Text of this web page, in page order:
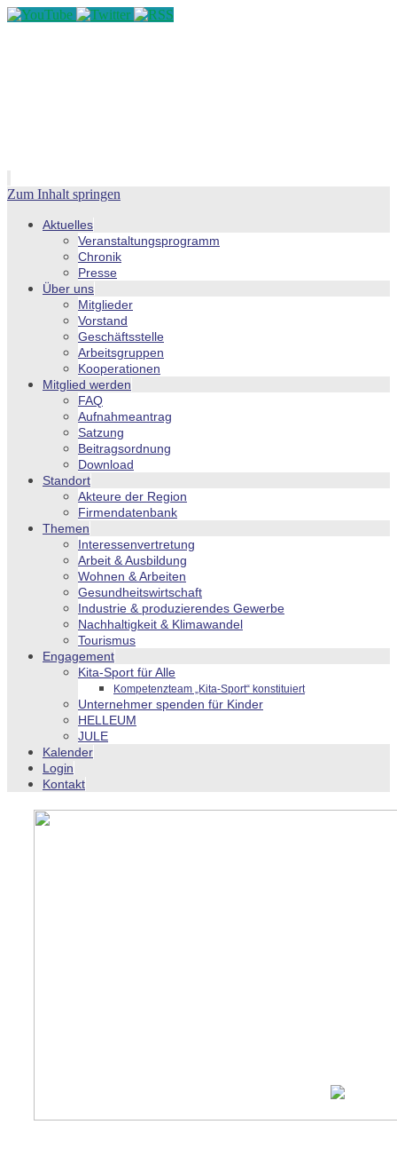
Zum Inhalt springen
Aktuelles
Veranstaltungsprogramm
Chronik
Presse
Über uns
Mitglieder
Vorstand
Geschäftsstelle
Arbeitsgruppen
Kooperationen
Mitglied werden
FAQ
Aufnahmeantrag
Satzung
Beitragsordnung
Download
Standort
Akteure der Region
Firmendatenbank
Themen
Interessenvertretung
Arbeit & Ausbildung
Wohnen & Arbeiten
Gesundheitswirtschaft
Industrie & produzierendes Gewerbe
Nachhaltigkeit & Klimawandel
Tourismus
Engagement
Kita-Sport für Alle
Kompetenzteam „Kita-Sport“ konstituiert
Unternehmer spenden für Kinder
HELLEUM
JULE
Kalender
Login
Kontakt